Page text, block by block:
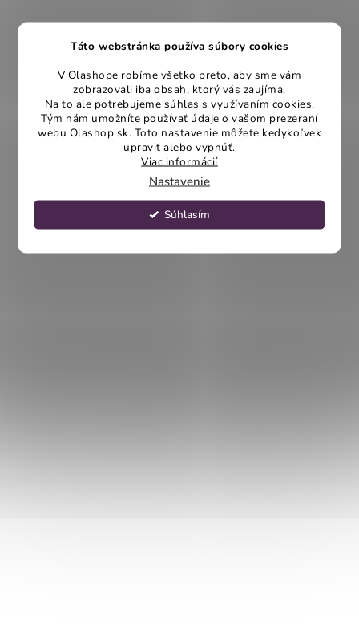
Táto webstránka používa súbory cookies
V Olashope robíme všetko preto, aby sme vám
zobrazovali iba obsah, ktorý vás zaujíma.
Na to ale potrebujeme súhlas s využívaním cookies.
Tým nám umožníte používať údaje o vašom prezeraní
webu Olashop.sk. Toto nastavenie môžete kedykoľvek
upraviť alebo vypnúť.
Viac informácií
Nastavenie
Súhlasím